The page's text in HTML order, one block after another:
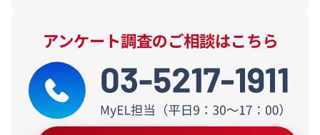
アンケート調査のご相談はこちら